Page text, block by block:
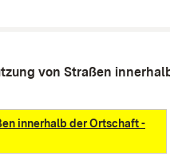
von Straßen
innerhalb der Ortschaft -